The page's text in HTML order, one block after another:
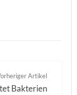
Artikel
Bakterien